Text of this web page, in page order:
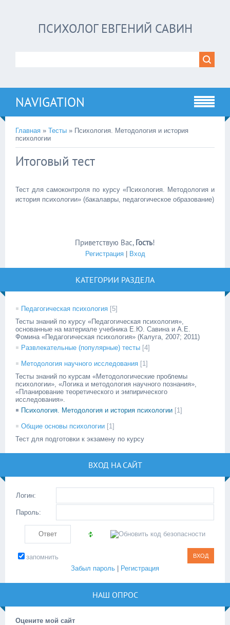
ПСИХОЛОГ ЕВГЕНИЙ САВИН
NAVIGATION
Главная » Тесты » Психология. Методология и история
психологии
Итоговый тест
Тест для самоконтроля по курсу «Психология. Методология и
история психологии» (бакалавры, педагогическое образование)
Приветствую Вас, Гость!
Регистрация| Вход
КАТЕГОРИИ РАЗДЕЛА
Педагогическая психология [5]
Тесты знаний по курсу «Педагогическая психология»,
основанные на материале учебника Е.Ю. Савина и А.Е.
Фомина «Педагогическая психология» (Калуга, 2007; 2011)
Развлекательные (популярные) тесты [4]
Методология научного исследования [1]
Тесты знаний по курсам «Методологические проблемы
психологии», «Логика и методология научного познания»,
«Планирование теоретического и эмпирического
исследования».
Психология. Методология и история психологии [1]
Общие основы психологии [1]
Тест для подготовки к экзамену по курсу
ВХОД НА САЙТ
Логин:
Пароль:
запомнить
Забыл пароль
Регистрация
НАШ ОПРОС
Оцените мой сайт